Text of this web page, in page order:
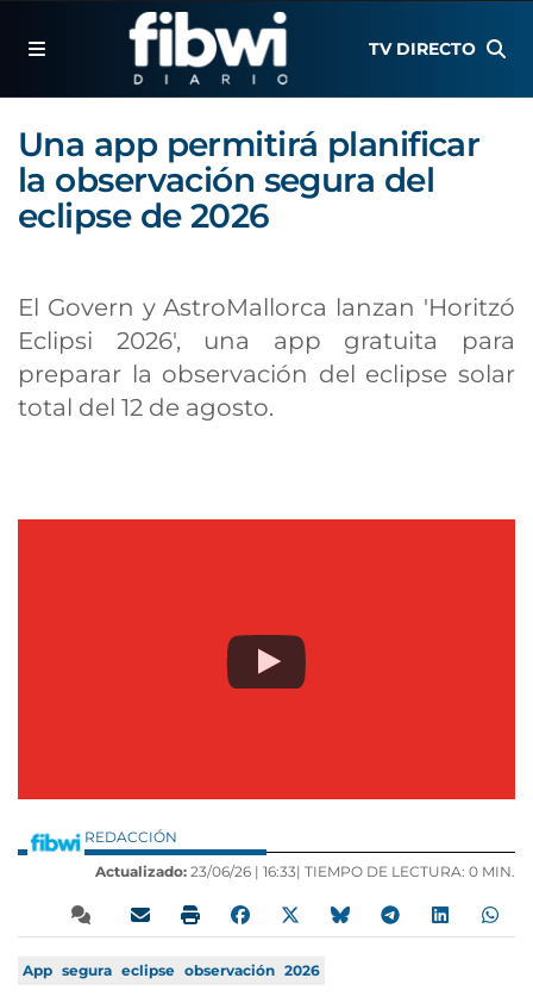
TV DIRECTO
Una app permitirá planificar
la observación segura del
eclipse de 2026
El Govern y AstroMallorca lanzan 'Horitzó
Eclipsi 2026', una app gratuita para
preparar la observación del eclipse solar
total del 12 de agosto.
REDACCIÓN
Actualizado: 23/06/26 | 16:33| TIEMPO DE LECTURA: 0 MIN.
App segura eclipse observación 2026